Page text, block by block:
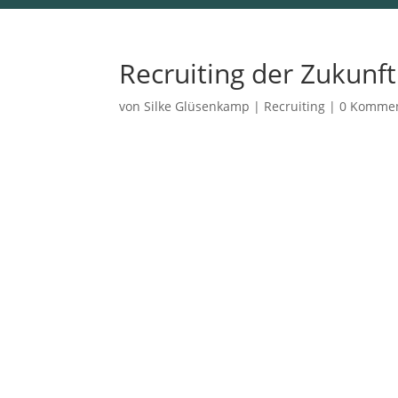
Recruiting der Zukunft
vonSilke Glüsenkamp | Recruiting |0